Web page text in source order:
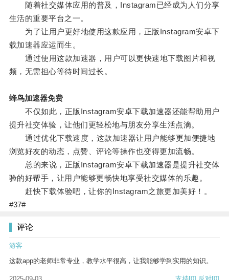
随着社交媒体应用的普及，Instagram已经成为人们分享
生活的重要平台之一。
为了让用户更好地使用这款应用，正版Instagram安卓下
载加速器应运而生。
通过使用这款加速器，用户可以更快速地下载图片和视
频，无需担心等待时间过长。
蜂鸟加速器免费
不仅如此，正版Instagram安卓下载加速器还能帮助用户
提升社交体验，让他们更轻松地与朋友分享生活点滴。
通过优化下载速度，这款加速器让用户能够更加便捷地
浏览好友的动态，点赞、评论等操作也变得更加流畅。
总的来说，正版Instagram安卓下载加速器是提升社交体
验的好帮手，让用户能够更畅快地享受社交媒体的乐趣。
赶快下载体验吧，让你的Instagram之旅更加美好！。
#37#
评论
游客
这款app的老师非常专业，教学水平很高，让我能够学到实用的知识。